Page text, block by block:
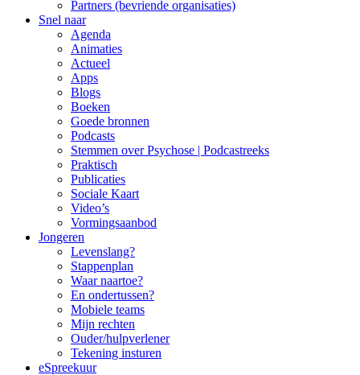
Partners (bevriende organisaties)
Snel naar
Agenda
Animaties
Actueel
Apps
Blogs
Boeken
Goede bronnen
Podcasts
Stemmen over Psychose | Podcastreeks
Praktisch
Publicaties
Sociale Kaart
Video’s
Vormingsaanbod
Jongeren
Levenslang?
Stappenplan
Waar naartoe?
En ondertussen?
Mobiele teams
Mijn rechten
Ouder/hulpverlener
Tekening insturen
eSpreekuur